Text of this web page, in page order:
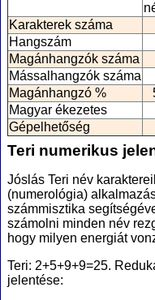
Karakterek száma
Hangszám
Magánhangzók száma
Mássalhangzók száma
Magánhangzó %
Magyar ékezetes
Gépelhetőség
Teri numerikus
Jóslás Teri név
(numerológia)
számmisztika
számolni minden név
hogy milyen energiát
Teri: 2+5+9+9=25.
jelentése: